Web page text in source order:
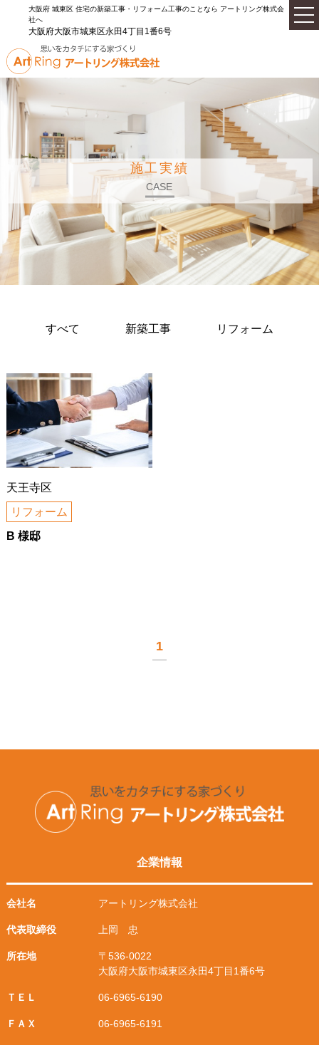
大阪府 城東区 住宅の新築工事・リフォーム工事のことなら アートリング株式会
社へ
大阪府大阪市城東区永田4丁目1番6号
施工実績
CASE
すべて 新築工事 リフォーム
天王寺区
リフォーム
B 様邸
1
企業情報
会社名 アートリング株式会社
代表取締役 上岡 忠
所在地
〒536-0022
大阪府大阪市城東区永田4丁目1番6号
ＴＥＬ 06-6965-6190
ＦＡＸ 06-6965-6191